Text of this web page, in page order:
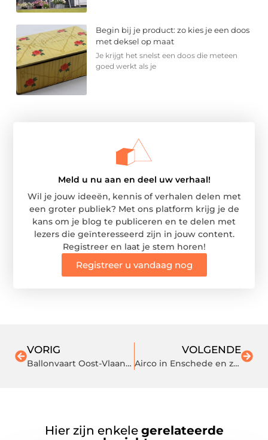
Begin bij je product: zo kies je een doos
met deksel op maat
Je krijgt het snelst een doos die meteen
goed werkt als je
Meld u nu aan en deel uw verhaal!
Wil je jouw ideeën, kennis of verhalen delen met
een groter publiek? Met ons platform krijg je de
kans om je blog te publiceren en te delen met
lezers die geïnteresseerd zijn in jouw content.
Registreer en laat je stem horen!
Registreer u vandaag nog
VORIG
Ballonvaart Oost-Vlaanderen in België
VOLGENDE
Airco in Enschede en zonnepanelen in Losser
Hier zijn enkele gerelateerde